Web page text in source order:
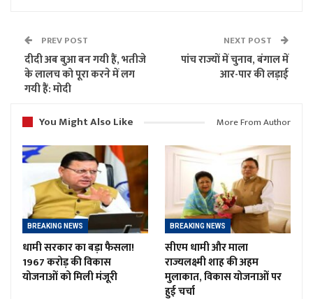
PREV POST
दीदी अब बुआ बन गयी हैं, भतीजे
के लालच को पूरा करने में लग
गयी हैं: मोदी
NEXT POST
पांच राज्यों में चुनाव, बंगाल में
आर-पार की लड़ाई
You Might Also Like More From Author
BREAKING NEWS
धामी सरकार का बड़ा फैसला!
1967 करोड़ की विकास
योजनाओं को मिली मंजूरी
BREAKING NEWS
सीएम धामी और माला
राज्यलक्ष्मी शाह की अहम
मुलाकात, विकास योजनाओं पर
हुई चर्चा